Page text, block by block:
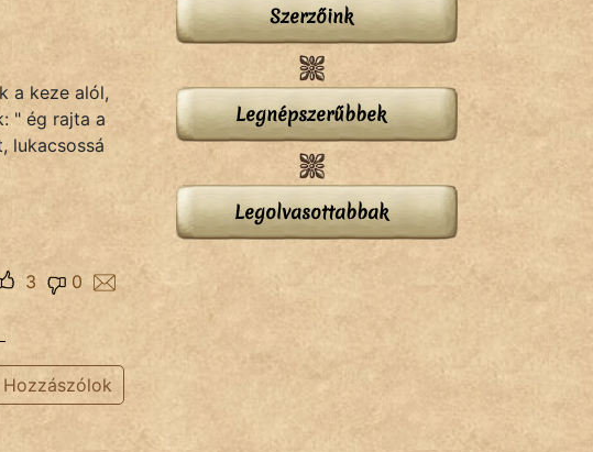
a keze alól,
" ég rajta a
lukacsossá
0
3
Hozzászólok
Szerzőink
Legnépszerűbbek
Legolvasottabbak